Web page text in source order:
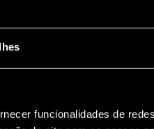
funcionalidades de